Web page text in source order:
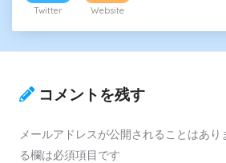
Twitter Website
コメントを残す
メールアドレスが公開されることはあり
る欄は必須項目です